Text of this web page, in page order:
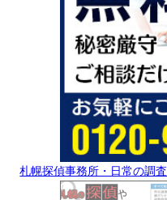
札幌探偵事務所・日常の調査